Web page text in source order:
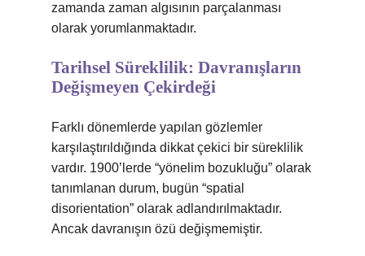
zamanda zaman algısının parçalanması
olarak yorumlanmaktadır.
Tarihsel Süreklilik: Davranışların
Değişmeyen Çekirdeği
Farklı dönemlerde yapılan gözlemler
karşılaştırıldığında dikkat çekici bir süreklilik
vardır. 1900’lerde “yönelim bozukluğu” olarak
tanımlanan durum, bugün “spatial
disorientation” olarak adlandırılmaktadır.
Ancak davranışın özü değişmemiştir.